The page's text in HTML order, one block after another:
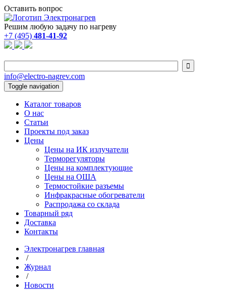
Оставить вопрос
Решим любую задачу по нагреву
+7 (495) 481-41-92

info@electro-nagrev.com
Toggle navigation
Каталог товаров
О нас
Статьи
Проекты под заказ
Цены
Цены на ИК излучатели
Терморегуляторы
Цены на комплектующие
Цены на ОША
Термостойкие разъемы
Инфракрасные обогреватели
Распродажа со склада
Товарный ряд
Доставка
Контакты
Электронагрев главная
/
Журнал
/
Новости